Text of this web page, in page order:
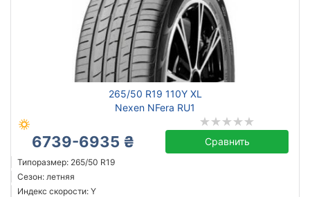
265/50 R19 110Y XL
Nexen NFera RU1
6739-6935 ₴ Сравнить
Типоразмер: 265/50 R19
Сезон: летняя
Индекс скорости: Y